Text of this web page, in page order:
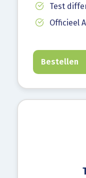
Test
Officieel
Bestellen